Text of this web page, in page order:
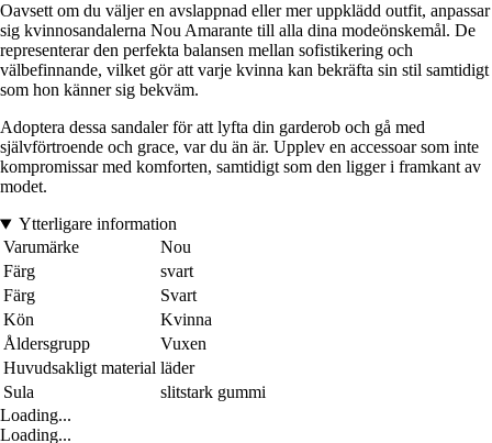
Oavsett om du väljer en avslappnad eller mer uppklädd outfit, anpassar
sig kvinnosandalerna Nou Amarante till alla dina modeönskemål. De
representerar den perfekta balansen mellan sofistikering och
välbefinnande, vilket gör att varje kvinna kan bekräfta sin stil samtidigt
som hon känner sig bekväm.
Adoptera dessa sandaler för att lyfta din garderob och gå med
självförtroende och grace, var du än är. Upplev en accessoar som inte
kompromissar med komforten, samtidigt som den ligger i framkant av
modet.
Ytterligare information
Varumärke
Nou
Färg
svart
Färg
Svart
Kön
Kvinna
Åldersgrupp
Vuxen
Huvudsakligt material läder
Sula
slitstark gummi
Loading...
Loading...